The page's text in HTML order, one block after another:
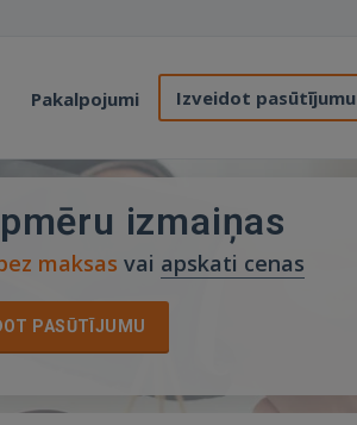
Pakalpojumi Izveidot pasūtījumu
izmaiņas
maksas vai apskati cenas
PASŪTĪJUMU